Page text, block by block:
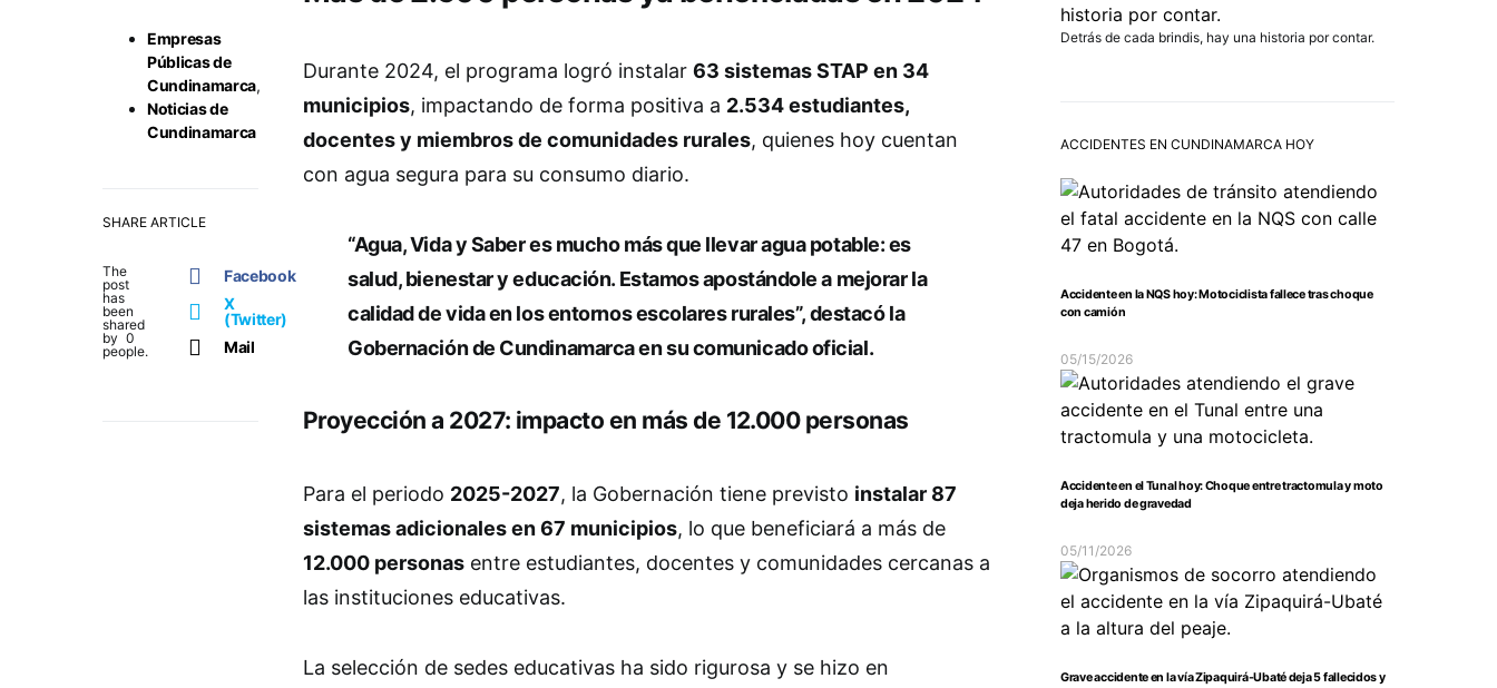
Empresas
Públicas de
Cundinamarca,
Noticias de
Cundinamarca
SHARE ARTICLE
The
post
has
been
shared
by 0
people.
Facebook
X
(Twitter)
Mail
Durante 2024, el programa logró instalar 63 sistemas STAP en 34
municipios, impactando de forma positiva a 2.534 estudiantes,
docentes y miembros de comunidades rurales, quienes hoy cuentan
con agua segura para su consumo diario.
“Agua, Vida y Saber es mucho más que llevar agua potable: es
salud, bienestar y educación. Estamos apostándole a mejorar la
calidad de vida en los entornos escolares rurales”, destacó la
Gobernación de Cundinamarca en su comunicado oficial.
Proyección a 2027: impacto en más de 12.000 personas
Para el periodo 2025-2027, la Gobernación tiene previsto instalar 87
sistemas adicionales en 67 municipios, lo que beneficiará a más de
12.000 personas entre estudiantes, docentes y comunidades cercanas a
las instituciones educativas.
La selección de sedes educativas ha sido rigurosa y se hizo en
Detrás de cada brindis, hay una historia por contar.
ACCIDENTES EN CUNDINAMARCA HOY
Accidente en la NQS hoy: Motociclista fallece tras choque
con camión
05/15/2026
Accidente en el Tunal hoy: Choque entre tractomula y moto
deja herido de gravedad
05/11/2026
Grave accidente en la vía Zipaquirá-Ubaté deja 5 fallecidos y